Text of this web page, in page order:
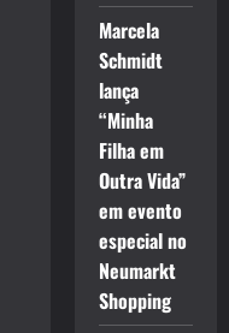
Marcela
Schmidt
lança
“Minha
Filha em
Outra Vida”
em evento
especial no
Neumarkt
Shopping